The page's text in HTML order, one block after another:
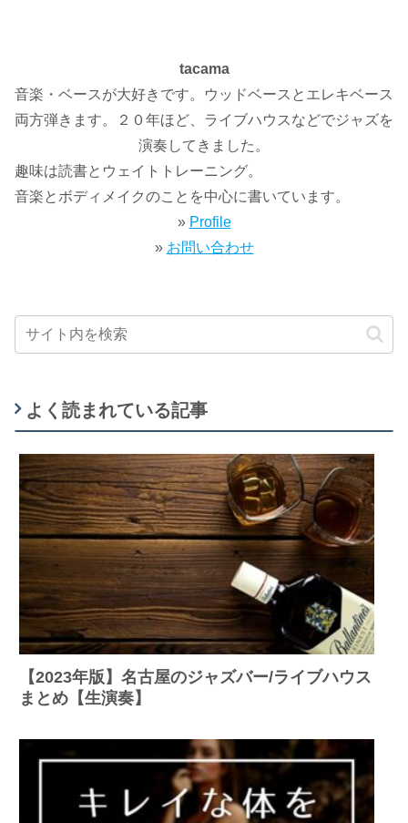
tacama
音楽・ベースが大好きです。ウッドベースとエレキベース
両方弾きます。２０年ほど、ライブハウスなどでジャズを
演奏してきました。
趣味は読書とウェイトトレーニング。
音楽とボディメイクのことを中心に書いています。
» Profile
» お問い合わせ
よく読まれている記事
【2023年版】名古屋のジャズバー/ライブハウス
まとめ【生演奏】